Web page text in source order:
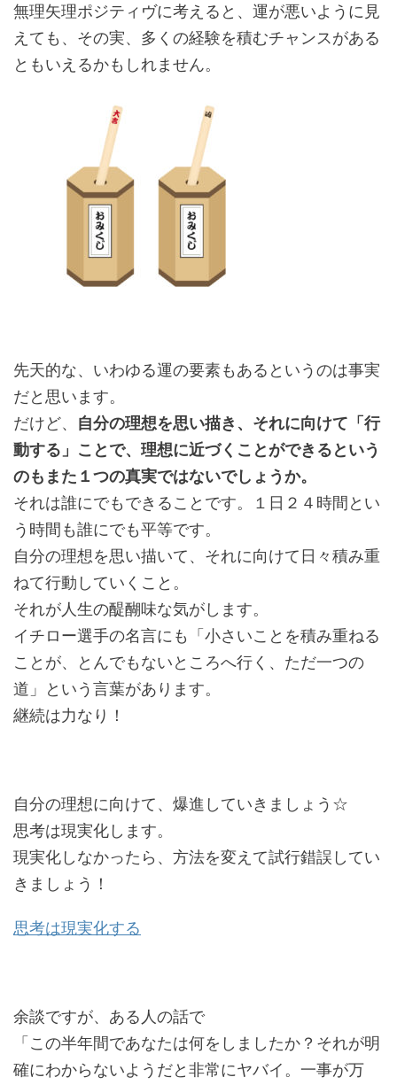
無理矢理ポジティヴに考えると、運が悪いように見
えても、その実、多くの経験を積むチャンスがある
ともいえるかもしれません。
先天的な、いわゆる運の要素もあるというのは事実
だと思います。
だけど、 自分の理想を思い描き、それに向けて「行
動する」ことで、理想に近づくことができるという
のもまた１つの真実ではないでしょうか。
それは誰にでもできることです。１日２４時間とい
う時間も誰にでも平等です。
自分の理想を思い描いて、それに向けて日々積み重
ねて行動していくこと。
それが人生の醍醐味な気がします。
イチロー選手の名言にも「小さいことを積み重ねる
ことが、とんでもないところへ行く、ただ一つの
道」という言葉があります。
継続は力なり！
自分の理想に向けて、爆進していきましょう☆
思考は現実化します。
現実化しなかったら、方法を変えて試行錯誤してい
きましょう！
思考は現実化する
余談ですが、ある人の話で
「この半年間であなたは何をしましたか？それが明
確にわからないようだと非常にヤバイ。一事が万